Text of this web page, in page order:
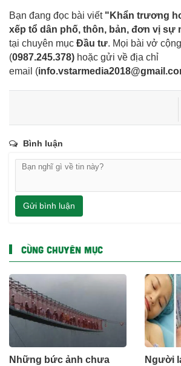
Bạn đang đọc bài viết "Khẩn trương
xếp tổ dân phố, thôn, bản, đơn vị sự
tại chuyên mục Đầu tư. Mọi bài vở
(0987.245.378) hoặc gửi về địa chỉ
email (
Bình luận
Gửi bình luận
CÙNG CHUYÊN MỤC
Những bức ảnh chưa
Người